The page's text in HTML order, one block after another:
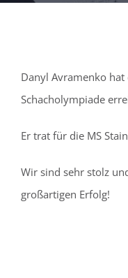
Danyl Avramenko
Schacholympiade
Er trat für die MS
Wir sind sehr stolz
großartigen Erfolg!